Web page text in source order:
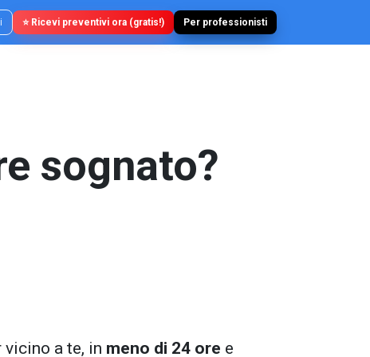
⭐ Ricevi preventivi ora (gratis!) Per professionisti
sognato?
a te, in meno di 24 ore e